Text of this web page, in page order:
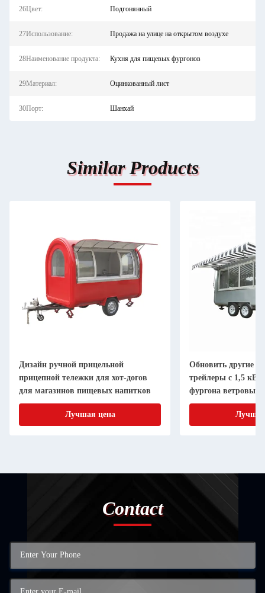
26Цвет: Подгонянный
27Использование: Продажа на улице на открытом воздухе
28Наименование продукта: Кухня для пищевых фургонов
29Материал: Оцинкованный лист
30Порт: Шанхай
Similar Products
Дизайн ручной прицельной
прицепной тележки для хот-догов
для магазинов пищевых напитков
Лучшая цена
Обновить другие
трейлеры с 1,5
фургона ветровых
Contact